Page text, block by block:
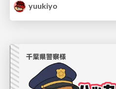
yuukiyo